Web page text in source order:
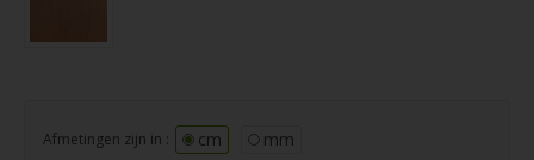
Afmetingen zijn in : cm mm